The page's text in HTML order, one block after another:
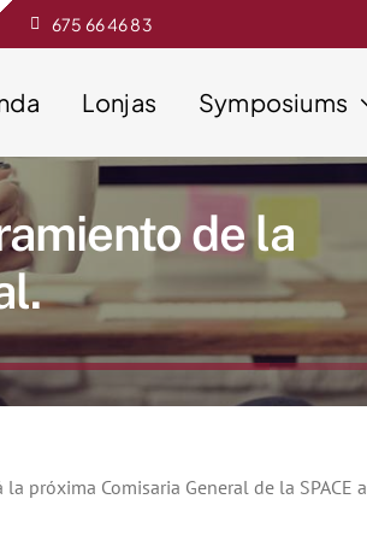
675 66 46 83
Lonjas Symposiums
de la
la próxima Comisaria General de la